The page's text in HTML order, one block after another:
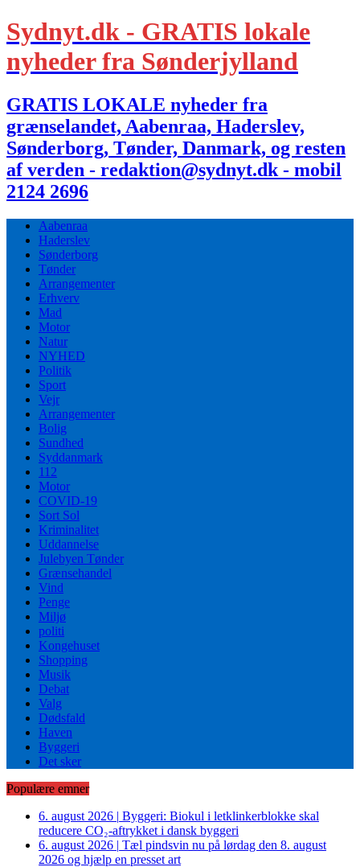
Sydnyt.dk - GRATIS lokale
nyheder fra Sønderjylland
GRATIS LOKALE nyheder fra
grænselandet, Aabenraa, Haderslev,
Sønderborg, Tønder, Danmark, og resten
af verden - redaktion@sydnyt.dk - mobil
2124 2696
Aabenraa
Haderslev
Sønderborg
Tønder
Arrangementer
Erhverv
Mad
Motor
Natur
NYHED
Politik
Sport
Vejr
Arrangementer
Bolig
Sundhed
Syddanmark
112
Motor
COVID-19
Sort Sol
Kriminalitet
Uddannelse
Julebyen Tønder
Grænsehandel
Vind
Penge
Miljø
politi
Kongehuset
Shopping
Musik
Debat
Valg
Dødsfald
Haven
Byggeri
Det sker
Populære emner
6. august 2026 | Byggeri: Biokul i letklinkerblokke skal
reducere CO₂-aftrykket i dansk byggeri
6. august 2026 | Tæl pindsvin nu på lørdag den 8. august
2026 og hjælp en presset art